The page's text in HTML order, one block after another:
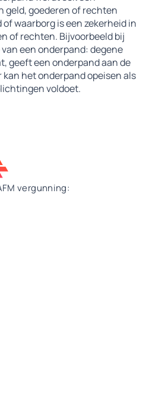
geld, goederen of rechten
waarborg is een zekerheid in
of rechten. Bijvoorbeeld bij
een onderpand: degene
geeft een onderpand aan de
kan het onderpand opeisen als
voldoet.
vergunning: